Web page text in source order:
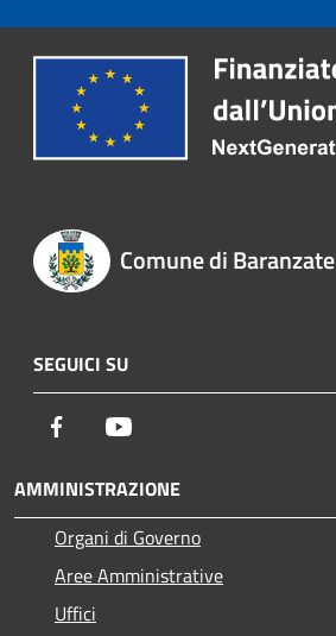
Comune di Baranzate
SEGUICI SU
Facebook
AMMINISTRAZIONE
Organi di Governo
Aree Amministrative
Uffici